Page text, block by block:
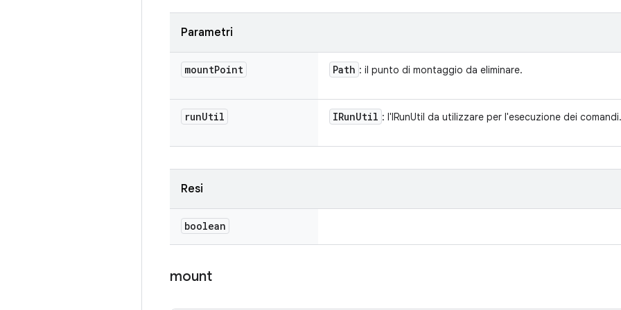
Parametri
mountPoint Path : il punto di montaggio da eliminare.
runUtil IRunUtil : l'IRunUtil da utilizzare per l'esecuzione dei comandi.
Resi
boolean
mount